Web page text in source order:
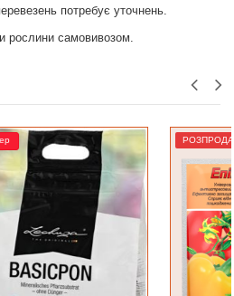
потребує уточнень.
рослини самовивозом.
РОЗПРОДАЖ